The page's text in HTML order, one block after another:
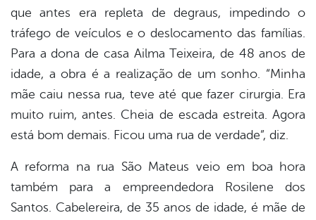
que antes era repleta de degraus, impedindo o
tráfego de veículos e o deslocamento das famílias.
Para a dona de casa Ailma Teixeira, de 48 anos de
idade, a obra é a realização de um sonho. “Minha
mãe caiu nessa rua, teve até que fazer cirurgia. Era
muito ruim, antes. Cheia de escada estreita. Agora
está bom demais. Ficou uma rua de verdade”, diz.
A reforma na rua São Mateus veio em boa hora
também para a empreendedora Rosilene dos
Santos. Cabelereira, de 35 anos de idade, é mãe de